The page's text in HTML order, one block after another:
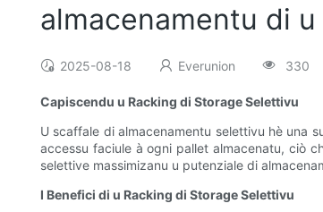
almacenamentu di
2025-08-18 Everunion 330
Capiscendu u Racking di Storage Selettivu
U scaffale di almacenamentu selettivu hè una
accessu faciule à ogni pallet almacenatu, ciò
selettive massimizanu u putenziale di
I Benefici di u Racking di Storage Selettivu